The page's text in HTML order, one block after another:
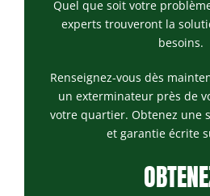
Michel-Parc-
Extension
Rosemont / La
Petite Patrie
Exterminateur
Quel que soit votre
experts trouveront la
besoins.
Renseignez-vous dès
un exterminateur près de
votre quartier. Obtenez une
et garantie écrite